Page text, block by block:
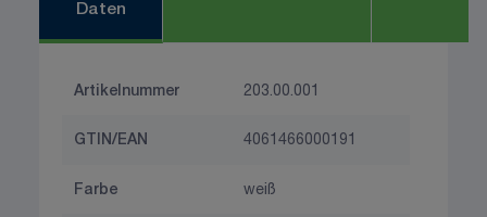
Daten
Artikelnummer 203.00.001
GTIN/EAN 4061466000191
Farbe weiß